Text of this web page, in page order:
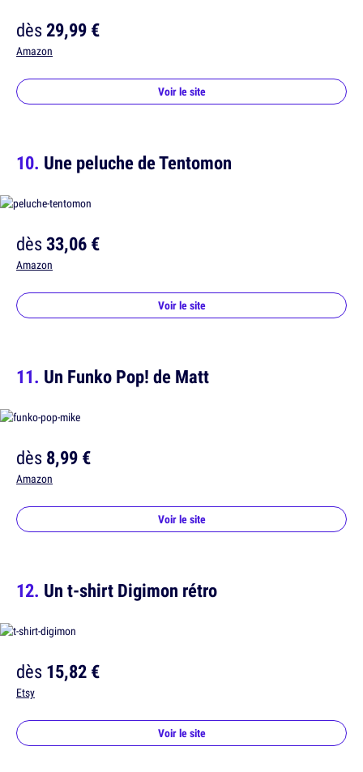
dès29,99 €
Amazon
Voir le site
Une peluche de Tentomon
dès33,06 €
Amazon
Voir le site
Un Funko Pop! de Matt
dès8,99 €
Amazon
Voir le site
Un t-shirt Digimon rétro
dès15,82 €
Etsy
Voir le site